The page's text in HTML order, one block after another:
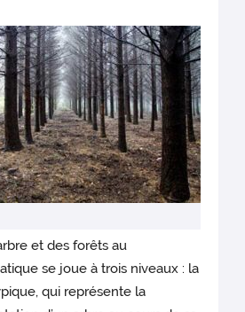
et des forêts au
se joue à trois niveaux : la
qui représente la